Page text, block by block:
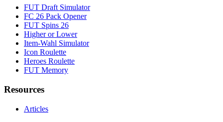
FUT Draft Simulator
FC 26 Pack Opener
FUT Spins 26
Higher or Lower
Item-Wahl Simulator
Icon Roulette
Heroes Roulette
FUT Memory
Resources
Articles